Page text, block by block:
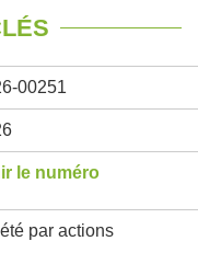
00251
le numéro
par actions